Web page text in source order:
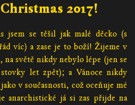
2017!
jsem se těšil jak malé děcko (s
víc) a zase je to boží! Žijeme v
na světě nikdy nebylo lépe (jen se
let zpět); a Vánoce nikdy
v současnosti, což oceňuje mé
anarchistické já si zas přijde na